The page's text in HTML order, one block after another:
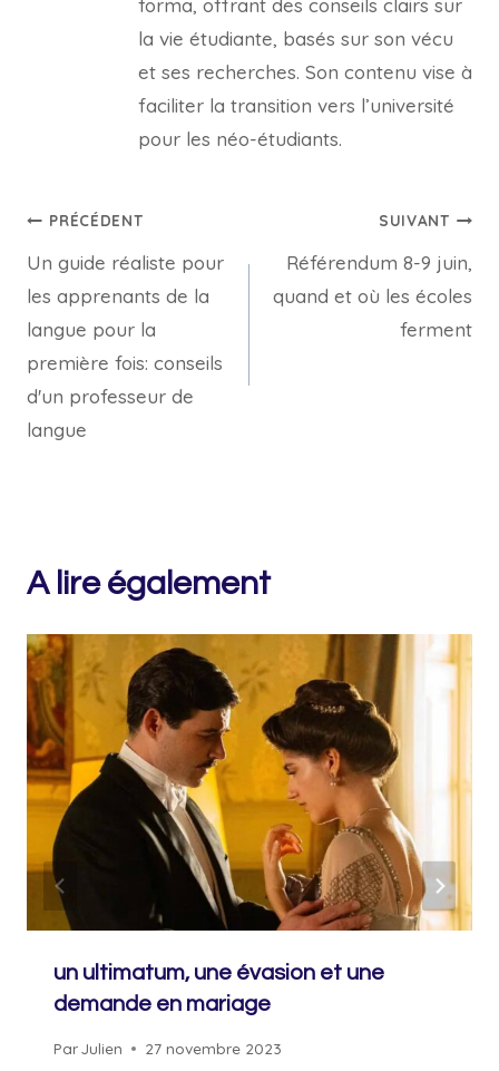
la vie étudiante, basés sur son vécu
et ses recherches. Son contenu vise à
faciliter la transition vers l’université
pour les néo-étudiants.
Navigation
de
l’article
PRÉCÉDENT
Un guide réaliste pour
les apprenants de la
langue pour la
première fois: conseils
d'un professeur de
langue
SUIVANT
Référendum 8-9 juin,
quand et où les écoles
ferment
A lire également
un ultimatum, une évasion et une
demande en mariage
ParJulien 27 novembre 2023